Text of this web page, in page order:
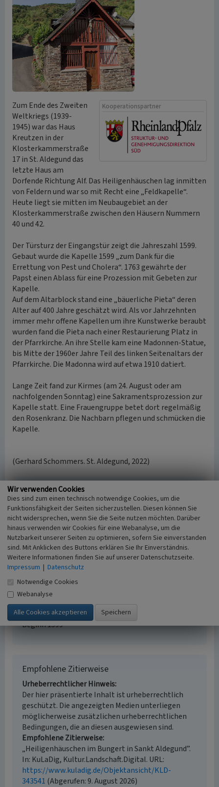
Kooperationspartner
Zum Ende des Zweiten
Weltkriegs (1939-
1945) war das Haus
Kreutzen in der
Klosterkammerstraße
17 in St. Aldegund das
letzte Haus am
Dorfende Richtung Alf. Das Heiligenhäuschen lag inmitten
von Feldern und war so mit Recht eine „Feldkapelle“.
Heute liegt sie mitten im Neubaugebiet an der
Klosterkammerstraße zwischen den Häusern Nummern
40 und 42.
Der Türsturz der Eingangstür zeigt die Jahreszahl 1599.
Gebaut wurde die Kapelle 1599 „zum Dank für die
Errettung von Pest und Cholera“. 1763 gewährte der
Papst einen Ablass für eine Prozession mit Gebeten zur
Kapelle.
Auf dem Altarblock stand eine „bäuerliche Pieta“ deren
Alter auf 400 Jahre geschätzt wird. Als vor Jahrzehnten
immer mehr offene Kapellen um ihre Kunstwerke beraubt
wurden fand die Pieta nach einer Restaurierung Platz in
der Pfarrkirche. An ihre Stelle kam eine Madonnen-Statue,
bis Mitte der 1960er Jahre Teil des linken Seitenaltars der
Pfarrkirche. Die Madonna wird auf etwa 1910 datiert.
Lange Zeit fand zur Kirmes (am 24. August oder am
nachfolgenden Sonntag) eine Sakramentsprozession zur
Kapelle statt. Eine Frauengruppe betet dort regelmäßig
den Rosenkranz. Die Nachbarn pflegen und schmücken die
Kapelle.
(Gerhard Schommers. St. Aldegund, 2022)
Heiligenhäuschen im Bungert in Sankt Aldegund
Schlagwörter
Kapelle (Bauwerk)
Straße / Hausnummer
Kosterkammerstraße 40
Fachsicht(en)
Landeskunde
Erfassungsmaßstab
i.d.R. 1:5.000 (größer als 1:20.000)
Erfassungsmethode
mündliche Hinweise Ortsansässiger, Ortskundiger
Historischer Zeitraum
Beginn 1599
Empfohlene Zitierweise
Urheberrechtlicher Hinweis
Der hier präsentierte Inhalt ist urheberrechtlich
geschützt. Die angezeigten Medien unterliegen
möglicherweise zusätzlichen urheberrechtlichen
Bedingungen, die an diesen ausgewiesen sind.
Empfohlene Zitierweise
„Heiligenhäuschen im Bungert in Sankt Aldegund”.
In: KuLaDig, Kultur.Landschaft.Digital. URL:
https://www.kuladig.de/Objektansicht/KLD-
343541 (Abgerufen: 9. August 2026)
Wir verwenden Cookies
Dies sind zum einen technisch notwendige Cookies, um die
Funktionsfähigkeit der Seiten sicherzustellen. Diesen können Sie
nicht widersprechen, wenn Sie die Seite nutzen möchten. Darüber
hinaus verwenden wir Cookies für eine Webanalyse, um die
Nutzbarkeit unserer Seiten zu optimieren, sofern Sie einverstanden
sind. Mit Anklicken des Buttons erklären Sie Ihr Einverständnis.
Weitere Informationen finden Sie auf unserer Datenschutzseite.
Impressum | Datenschutz
Notwendige Cookies
Webanalyse